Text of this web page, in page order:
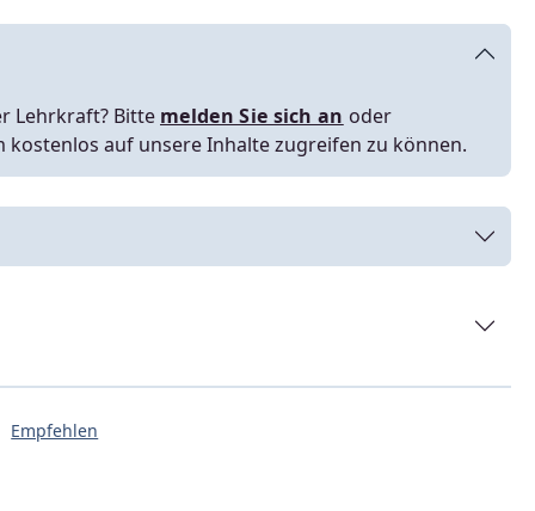
Lehrkraft? Bitte melden Sie sich an oder
kostenlos auf unsere Inhalte zugreifen zu können.
Empfehlen